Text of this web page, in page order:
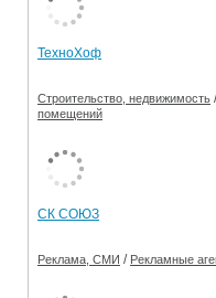
ТехноХоф
Строительство, недвижимость
помещений
СК СОЮЗ
Реклама, СМИ / Рекламные